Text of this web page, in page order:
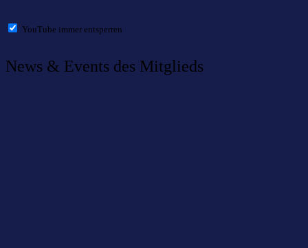
YouTube immer entsperren
News & Events des Mitglieds